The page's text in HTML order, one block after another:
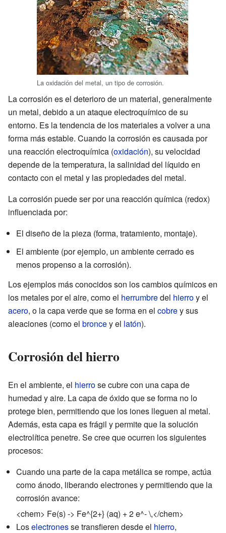
La oxidación del metal, un tipo de corrosión.
La corrosión es el deterioro de un material, generalmente
un metal, debido a un ataque electroquímico de su
entorno. Es la tendencia de los materiales a volver a una
forma más estable. Cuando la corrosión es causada por
una reacción electroquímica (oxidación), su velocidad
depende de la temperatura, la salinidad del líquido en
contacto con el metal y las propiedades del metal.
La corrosión puede ser por una reacción química (redox)
influenciada por:
El diseño de la pieza (forma, tratamiento, montaje).
El ambiente (por ejemplo, un ambiente cerrado es
menos propenso a la corrosión).
Los ejemplos más conocidos son los cambios químicos en
los metales por el aire, como el herrumbredel hierroy el
acero, o la capa verde que se forma en el cobrey sus
aleaciones (como el broncey el latón).
Corrosión del hierro
En el ambiente, el hierrose cubre con una capa de
humedad y aire. La capa de óxido que se forma no lo
protege bien, permitiendo que los iones lleguen al metal.
Además, esta capa es frágil y permite que la solución
electrolítica penetre. Se cree que ocurren los siguientes
procesos:
Cuando una parte de la capa metálica se rompe, actúa
como ánodo, liberando electrones y permitiendo que la
corrosión avance:
<chem> Fe(s) -> Fe^{2+} (aq) + 2 e^- \,</chem>
Loselectronesse transfieren desde el hierro,